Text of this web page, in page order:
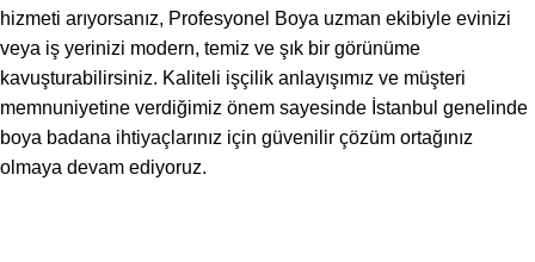
hizmeti arıyorsanız, Profesyonel Boya uzman ekibiyle evinizi
veya iş yerinizi modern, temiz ve şık bir görünüme
kavuşturabilirsiniz. Kaliteli işçilik anlayışımız ve müşteri
memnuniyetine verdiğimiz önem sayesinde İstanbul genelinde
boya badana ihtiyaçlarınız için güvenilir çözüm ortağınız
olmaya devam ediyoruz.